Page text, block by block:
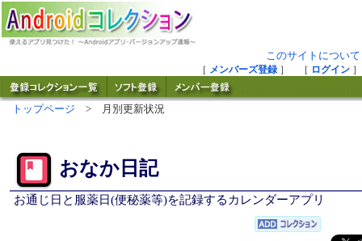
このサイトについて
［ メンバーズ登録］ ［ ログイン ］
トップページ > 月別更新状況
おなか日記
お通じ日と服薬日(便秘薬等)を記録するカレンダーアプリ